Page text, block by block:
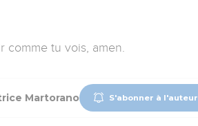
comme tu vois, amen.
Martorano S'abonner à l'auteur